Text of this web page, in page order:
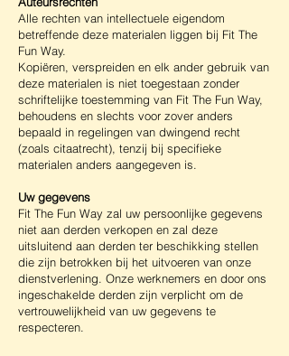
Alle rechten van intellectuele eigendom
betreffende deze materialen liggen bij Fit The
Fun Way.
Kopiëren, verspreiden en elk ander gebruik van
deze materialen is niet toegestaan zonder
schriftelijke toestemming van Fit The Fun Way,
behoudens en slechts voor zover anders
bepaald in regelingen van dwingend recht
(zoals citaatrecht), tenzij bij specifieke
materialen anders aangegeven is.
Uw gegevens
Fit The Fun Way zal uw persoonlijke gegevens
niet aan derden verkopen en zal deze
uitsluitend aan derden ter beschikking stellen
die zijn betrokken bij het uitvoeren van onze
dienstverlening. Onze werknemers en door ons
ingeschakelde derden zijn verplicht om de
vertrouwelijkheid van uw gegevens te
respecteren.